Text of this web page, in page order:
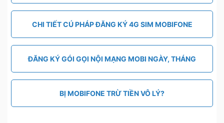
CHI TIẾT CÚ PHÁP ĐĂNG KÝ 4G SIM MOBIFONE
ĐĂNG KÝ GÓI GỌI NỘI MẠNG MOBI NGÀY, THÁNG
BỊ MOBIFONE TRỪ TIỀN VÔ LÝ?